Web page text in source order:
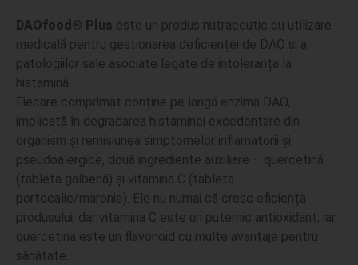
DAOfood® Plus este un produs nutraceutic cu utilizare
medicală pentru gestionarea deficienței de DAO și a
patologiilor sale asociate legate de intoleranța la
histamină.
Fiecare comprimat conține pe langă enzima DAO,
implicată în degradarea histaminei excedentare din
organism și remisiunea simptomelor inflamatorii și
pseudoalergice, două ingrediente auxiliare – quercetină
(tableta galbenă) și vitamina C (tableta
portocalie/maronie). Ele nu numai că cresc eficiența
produsului, dar vitamina C este un puternic antioxidant, iar
quercetina este un flavonoid cu multe avantaje pentru
sănătate.